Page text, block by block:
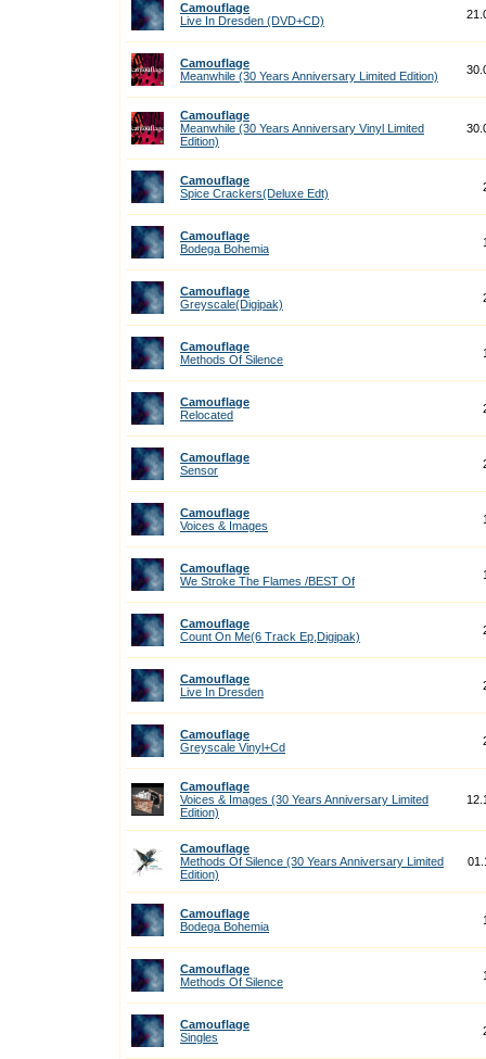
Camouflage
Live In Dresden (DVD+CD)
Camouflage
Meanwhile (30 Years Anniversary Limited Edition)
Camouflage
Meanwhile (30 Years Anniversary Vinyl Limited
Edition)
Camouflage
Spice Crackers(Deluxe Edt)
Camouflage
Bodega Bohemia
Camouflage
Greyscale(Digipak)
Camouflage
Methods Of Silence
Camouflage
Relocated
Camouflage
Sensor
Camouflage
Voices & Images
Camouflage
We Stroke The Flames /BEST Of
Camouflage
Count On Me(6 Track Ep,Digipak)
Camouflage
Live In Dresden
Camouflage
Greyscale Vinyl+Cd
Camouflage
Voices & Images (30 Years Anniversary Limited
Edition)
Camouflage
Methods Of Silence (30 Years Anniversary Limited
Edition)
Camouflage
Bodega Bohemia
Camouflage
Methods Of Silence
Camouflage
Singles